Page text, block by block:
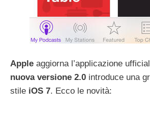
Apple aggiorna l’applicazione
nuova versione 2.0 introduce una
stile iOS 7. Ecco le novità: